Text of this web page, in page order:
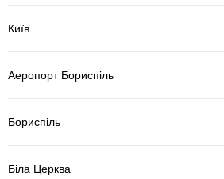
Київ
Аеропорт Бориспіль
Бориспіль
Біла Церква